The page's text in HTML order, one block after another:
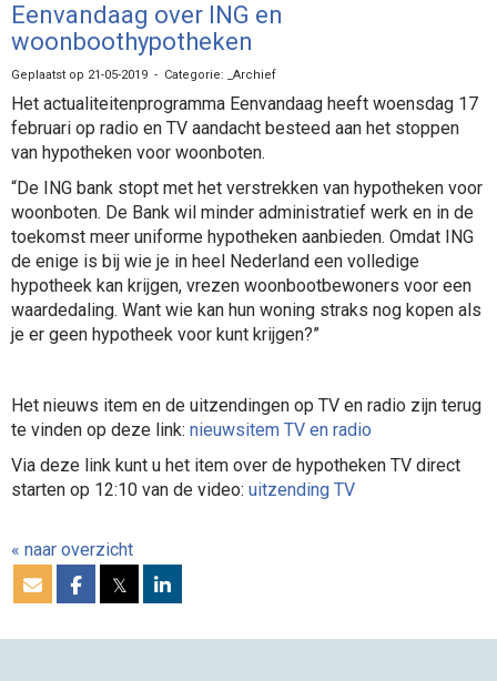
Eenvandaag over ING en
woonboothypotheken
Geplaatst op 21-05-2019 - Categorie: _Archief
Het actualiteitenprogramma Eenvandaag heeft woensdag 17
februari op radio en TV aandacht besteed aan het stoppen
van hypotheken voor woonboten.
“De ING bank stopt met het verstrekken van hypotheken voor
woonboten. De Bank wil minder administratief werk en in de
toekomst meer uniforme hypotheken aanbieden. Omdat ING
de enige is bij wie je in heel Nederland een volledige
hypotheek kan krijgen, vrezen woonbootbewoners voor een
waardedaling. Want wie kan hun woning straks nog kopen als
je er geen hypotheek voor kunt krijgen?”
Het nieuws item en de uitzendingen op TV en radio zijn terug
te vinden op deze link: nieuwsitem TV en radio
Via deze link kunt u het item over de hypotheken TV direct
starten op 12:10 van de video: uitzending TV
« naar overzicht
𝕏